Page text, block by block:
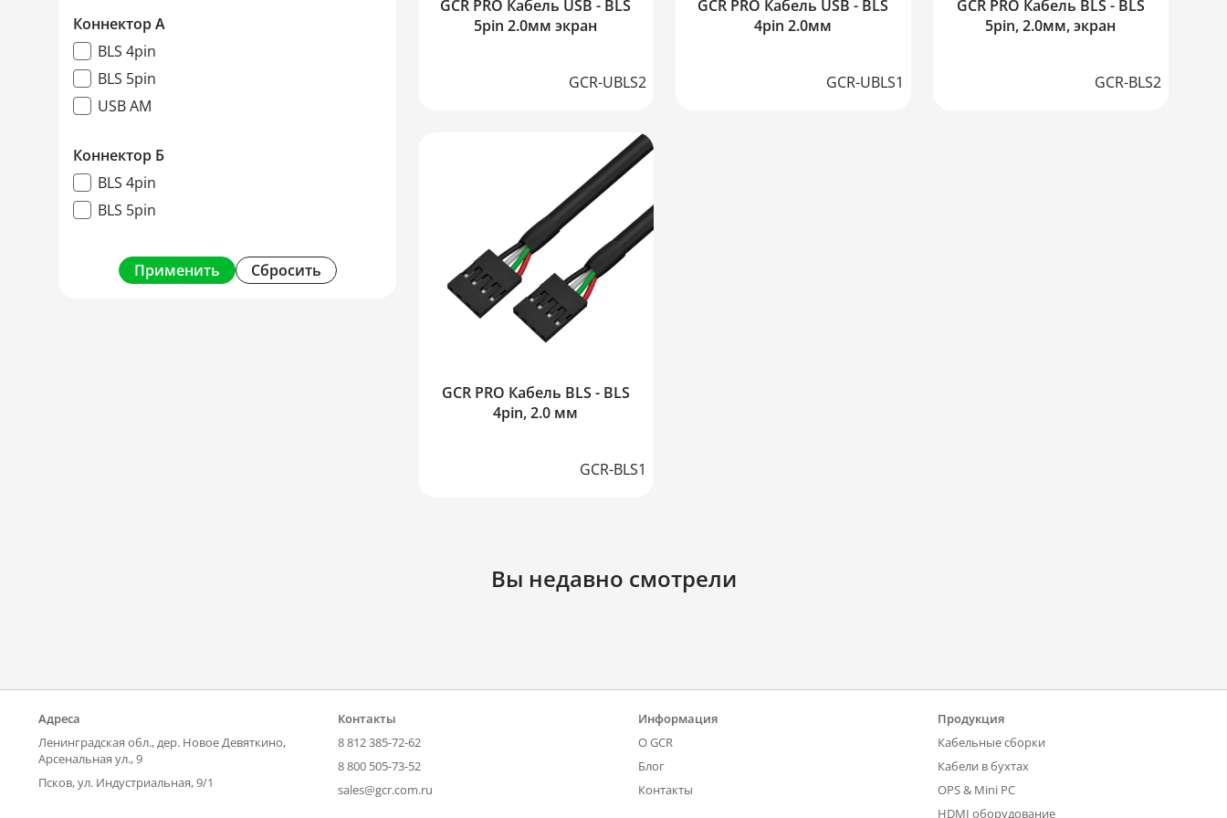
Коннектор А
BLS 4pin
BLS 5pin
USB AM
Коннектор Б
BLS 4pin
BLS 5pin
Применить Сбросить
GCR PRO Кабель USB - BLS
5pin 2.0мм экран
GCR-UBLS2
GCR PRO Кабель USB - BLS
4pin 2.0мм
GCR-UBLS1
GCR PRO Кабель BLS - BLS
5pin, 2.0мм, экран
GCR-BLS2
GCR PRO Кабель BLS - BLS
4pin, 2.0 мм
GCR-BLS1
Вы недавно смотрели
Адреса
Ленинградская обл., дер. Новое Девяткино,
Арсенальная ул., 9
Псков, ул. Индустриальная, 9/1
Контакты
8 812 385-72-62
8 800 505-73-52
sales@gcr.com.ru
Информация
О GCR
Блог
Контакты
Продукция
Кабельные сборки
Кабели в бухтах
OPS & Mini PC
HDMI оборудование